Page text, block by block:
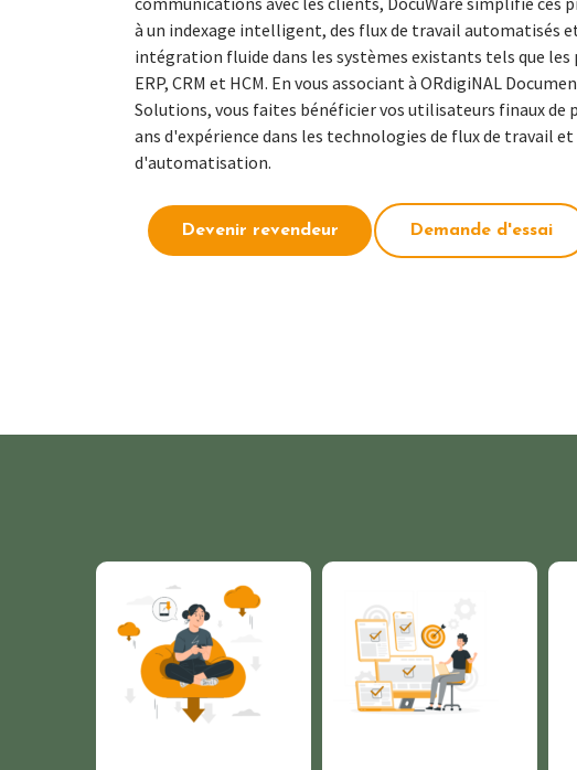
à un indexage intelligent, des flux de travail automatisés
intégration fluide dans les systèmes existants tels que
ERP, CRM et HCM. En vous associant à ORdigiNAL
Solutions, vous faites bénéficier vos utilisateurs finaux de
ans d'expérience dans les technologies de flux de travail et
d'automatisation.
Devenir revendeur Demande d'essai